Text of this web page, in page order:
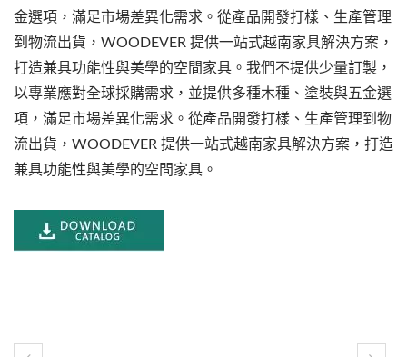
金選項，滿足市場差異化需求。從產品開發打樣、生產管理
到物流出貨，WOODEVER 提供一站式越南家具解決方案，
打造兼具功能性與美學的空間家具。我們不提供少量訂製，
以專業應對全球採購需求，並提供多種木種、塗裝與五金選
項，滿足市場差異化需求。從產品開發打樣、生產管理到物
流出貨，WOODEVER 提供一站式越南家具解決方案，打造
兼具功能性與美學的空間家具。